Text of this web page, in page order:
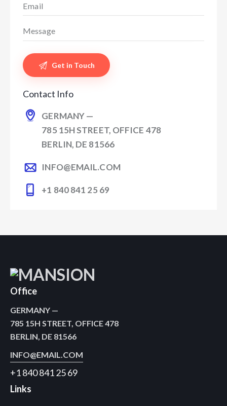
Contact Info
GERMANY —
785 15H STREET, OFFICE 478
BERLIN, DE 81566
INFO@EMAIL.COM
+1 840 841 25 69
Office
GERMANY —
785 15H STREET, OFFICE 478
BERLIN, DE 81566
INFO@EMAIL.COM
+1 840 841 25 69
Links